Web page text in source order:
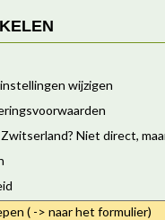
wijzigen
Niet direct,
( -> naar het formulier)